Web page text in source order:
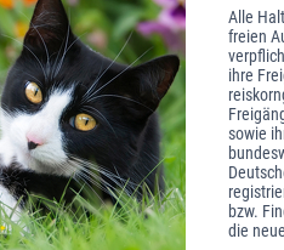
Alle
freien
ihre
sowie
bzw.
die